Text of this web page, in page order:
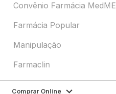
Convênio Farmácia MedME
Farmácia Popular
Manipulação
Farmaclin
Comprar Online